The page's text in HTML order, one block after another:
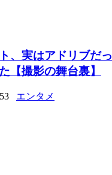
、実はアドリブだ
【撮影の舞台裏】
エンタメ